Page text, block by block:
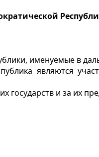
именуемые в
являются
государств и за их